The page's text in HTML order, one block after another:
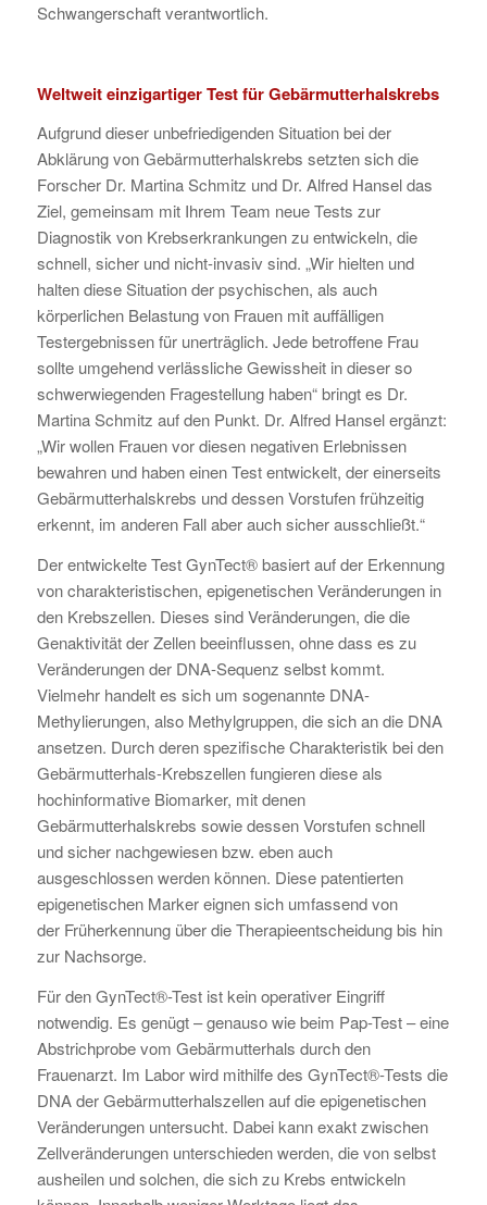
Schwangerschaft verantwortlich.
Weltweit einzigartiger Test für Gebärmutterhalskrebs
Aufgrund dieser unbefriedigenden Situation bei der
Abklärung von Gebärmutterhalskrebs setzten sich die
Forscher Dr. Martina Schmitz und Dr. Alfred Hansel das
Ziel, gemeinsam mit Ihrem Team neue Tests zur
Diagnostik von Krebserkrankungen zu entwickeln, die
schnell, sicher und nicht-invasiv sind. „Wir hielten und
halten diese Situation der psychischen, als auch
körperlichen Belastung von Frauen mit auffälligen
Testergebnissen für unerträglich. Jede betroffene Frau
sollte umgehend verlässliche Gewissheit in dieser so
schwerwiegenden Fragestellung haben“ bringt es Dr.
Martina Schmitz auf den Punkt. Dr. Alfred Hansel ergänzt:
„Wir wollen Frauen vor diesen negativen Erlebnissen
bewahren und haben einen Test entwickelt, der einerseits
Gebärmutterhalskrebs und dessen Vorstufen frühzeitig
erkennt, im anderen Fall aber auch sicher ausschließt.“
Der entwickelte Test GynTect® basiert auf der Erkennung
von charakteristischen, epigenetischen Veränderungen in
den Krebszellen. Dieses sind Veränderungen, die die
Genaktivität der Zellen beeinflussen, ohne dass es zu
Veränderungen der DNA-Sequenz selbst kommt.
Vielmehr handelt es sich um sogenannte DNA-
Methylierungen, also Methylgruppen, die sich an die DNA
ansetzen. Durch deren spezifische Charakteristik bei den
Gebärmutterhals-Krebszellen fungieren diese als
hochinformative Biomarker, mit denen
Gebärmutterhalskrebs sowie dessen Vorstufen schnell
und sicher nachgewiesen bzw. eben auch
ausgeschlossen werden können. Diese patentierten
epigenetischen Marker eignen sich umfassend von
der Früherkennung über die Therapieentscheidung bis hin
zur Nachsorge.
Für den GynTect®-Test ist kein operativer Eingriff
notwendig. Es genügt – genauso wie beim Pap-Test – eine
Abstrichprobe vom Gebärmutterhals durch den
Frauenarzt. Im Labor wird mithilfe des GynTect®-Tests die
DNA der Gebärmutterhalszellen auf die epigenetischen
Veränderungen untersucht. Dabei kann exakt zwischen
Zellveränderungen unterschieden werden, die von selbst
ausheilen und solchen, die sich zu Krebs entwickeln